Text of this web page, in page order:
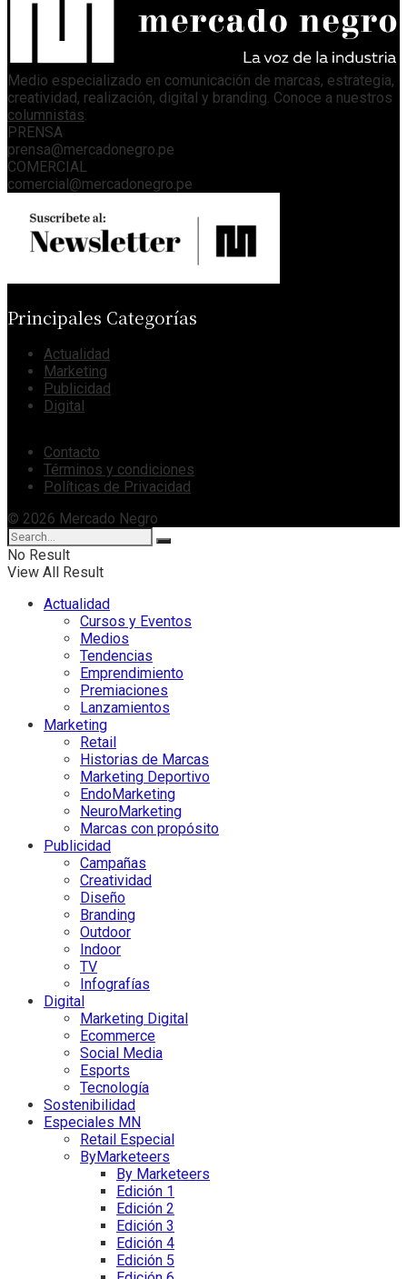
Medio especializado en comunicación de marcas, estrategia,
creatividad, realización, digital y branding. Conoce a nuestros
columnistas.
PRENSA
prensa@mercadonegro.pe
COMERCIAL
comercial@mercadonegro.pe
Principales Categorías
Actualidad
Marketing
Publicidad
Digital
Contacto
Términos y condiciones
Políticas de Privacidad
© 2026 Mercado Negro
No Result
View All Result
Actualidad
Cursos y Eventos
Medios
Tendencias
Emprendimiento
Premiaciones
Lanzamientos
Marketing
Retail
Historias de Marcas
Marketing Deportivo
EndoMarketing
NeuroMarketing
Marcas con propósito
Publicidad
Campañas
Creatividad
Diseño
Branding
Outdoor
Indoor
TV
Infografías
Digital
Marketing Digital
Ecommerce
Social Media
Esports
Tecnología
Sostenibilidad
Especiales MN
Retail Especial
ByMarketeers
By Marketeers
Edición 1
Edición 2
Edición 3
Edición 4
Edición 5